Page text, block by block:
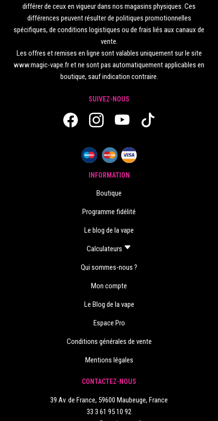
différer de ceux en vigueur dans nos magasins physiques. Ces
différences peuvent résulter de politiques promotionnelles
spécifiques, de conditions logistiques ou de frais liés aux canaux de
vente.
Les offres et remises en ligne sont valables uniquement sur le site
www.magic-vape.fr et ne sont pas automatiquement applicables en
boutique, sauf indication contraire.
SUIVEZ-NOUS
INFORMATION
Boutique
Programme fidélité
Le blog de la vape
Calculateurs
Qui sommes-nous ?
Mon compte
Le Blog de la vape
Espace Pro
Conditions générales de vente
Mentions légales
CONTACTEZ-NOUS
39 Av. de France, 59600 Maubeuge, France
33 3 61 95 10 92